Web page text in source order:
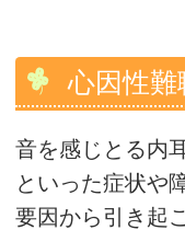
心因性難
音を感じとる内
といった症状や
要因から引き起